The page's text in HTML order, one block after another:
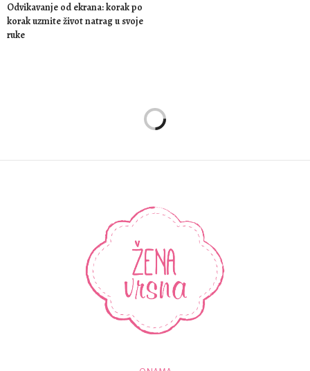
Odvikavanje od ekrana: korak po
korak uzmite život natrag u svoje
ruke